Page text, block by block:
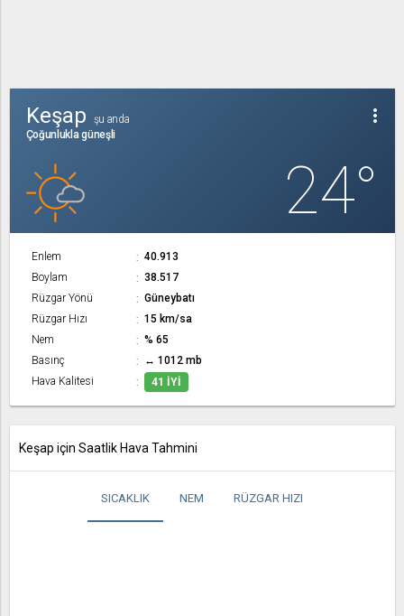
more_vert
Keşap
şu anda
Çoğunlukla güneşli
24°
Enlem
40.913
Boylam
38.517
Rüzgar Yönü
Güneybatı
Rüzgar Hızı
15 km/sa
Nem
% 65
Basınç
↔ 1012 mb
Hava Kalitesi
41 İYI
Keşap için Saatlik Hava Tahmini
SICAKLIK NEM RÜZGAR HIZI